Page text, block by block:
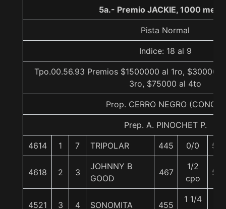
5a.- Premio JACKIE, 1000
Pista Normal
Indice: 18 al 9
Tpo.00.56.93 Premios $1500000 al 1ro,
3ro, $75000 al 4to
Prop. CERRO NEGRO (CONCE)
Prep. A. PINOCHET P.
4614 1 7 TRIPOLAR 445 0/0 56
4618 2 3
JOHNNY B
GOOD
467
1/2
cpo
59
4521 3 4 SONOMITA 455
1 1/4